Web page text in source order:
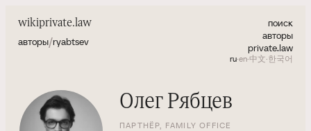
wikiprivate.law
авторы/ryabtsev
поиск
авторы
private.law
ru·en·中文·한국어
Олег Рябцев
ПАРТНЁР, FAMILY OFFICE